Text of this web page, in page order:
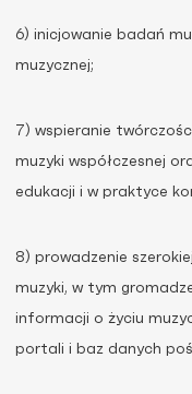
6) inicjowanie badań
muzycznej;
7) wspieranie
muzyki współczesnej
edukacji i w praktyce
8) prowadzenie
muzyki, w tym
informacji o życiu
portali i baz danych